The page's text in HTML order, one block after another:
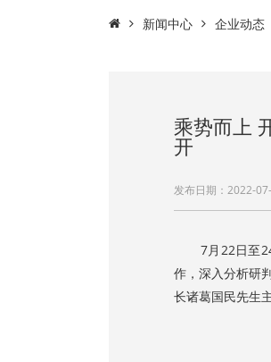
新闻中心 企业动态
乘势而上
开
发布日期：2022-
7月22日至24
作，深入分析研
长诸葛国民先生